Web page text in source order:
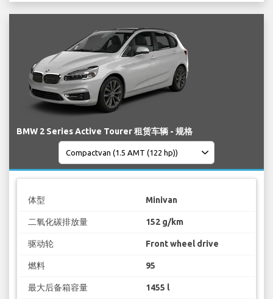
BMW 2 Series Active Tourer 租赁车辆 - 规格
体型 Minivan
二氧化碳排放量 152 g/km
驱动轮 Front wheel drive
燃料 95
最大后备箱容量 1455 l